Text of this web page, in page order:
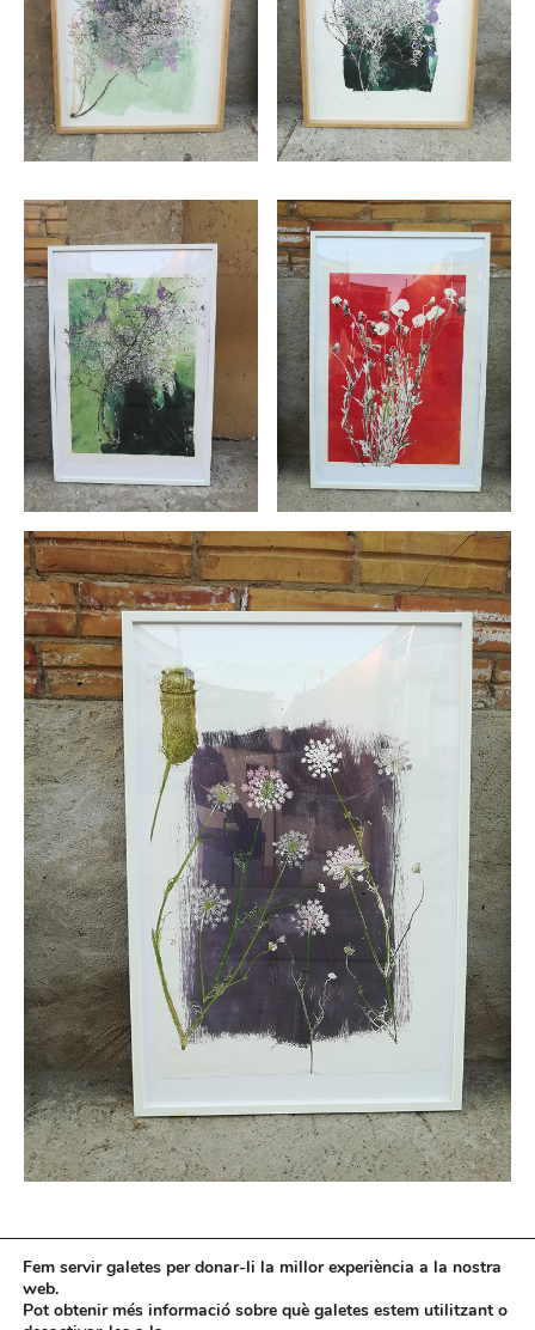
Fem servir galetes per donar-li la millor experiència a la nostra
web.
Pot obtenir més informació sobre què galetes estem utilitzant o